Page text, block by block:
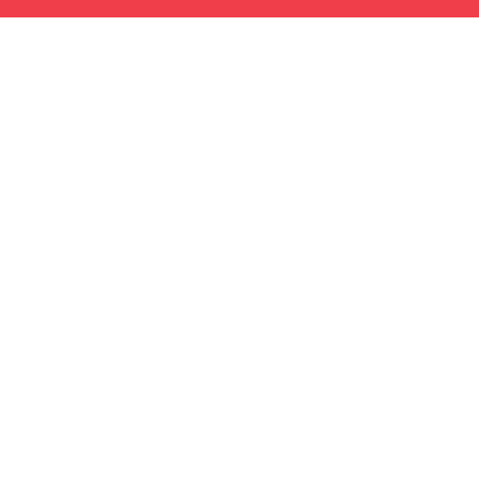
14 Ryzen 5 không là người
bản. Thậm chí, chiếc laptop
game như LOL, CSGO, PUBG
trình phím đủ sâu cùng với
dùng có thể dễ dàng mở